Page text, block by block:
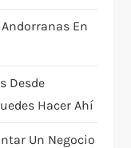
En
Desde
Hacer Ahí
Un Negocio